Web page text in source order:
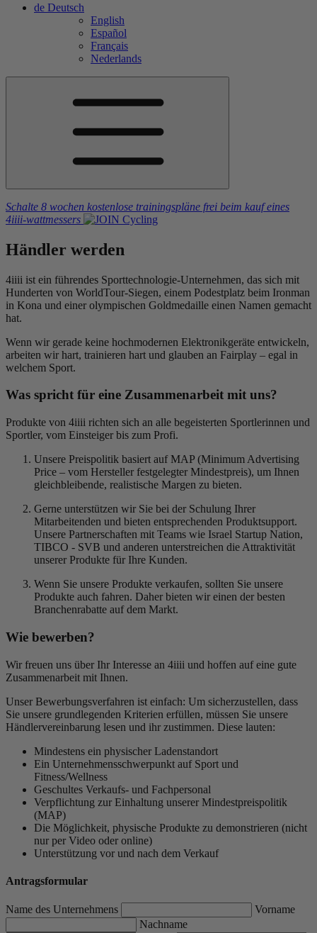
de Deutsch
English
Español
Français
Nederlands
Schalte 8 wochen kostenlose trainingspläne frei beim kauf eines
4iiii-wattmessers
Händler werden
4iiii ist ein führendes Sporttechnologie-Unternehmen, das sich mit
Hunderten von WorldTour-Siegen, einem Podestplatz beim Ironman
in Kona und einer olympischen Goldmedaille einen Namen gemacht
hat.
Wenn wir gerade keine hochmodernen Elektronikgeräte entwickeln,
arbeiten wir hart, trainieren hart und glauben an Fairplay – egal in
welchem Sport.
Was spricht für eine Zusammenarbeit mit uns?
Produkte von 4iiii richten sich an alle begeisterten Sportlerinnen und
Sportler, vom Einsteiger bis zum Profi.
Unsere Preispolitik basiert auf MAP (Minimum Advertising
Price – vom Hersteller festgelegter Mindestpreis), um Ihnen
gleichbleibende, realistische Margen zu bieten.
Gerne unterstützen wir Sie bei der Schulung Ihrer
Mitarbeitenden und bieten entsprechenden Produktsupport.
Unsere Partnerschaften mit Teams wie Israel Startup Nation,
TIBCO - SVB und anderen unterstreichen die Attraktivität
unserer Produkte für Ihre Kunden.
Wenn Sie unsere Produkte verkaufen, sollten Sie unsere
Produkte auch fahren. Daher bieten wir einen der besten
Branchenrabatte auf dem Markt.
Wie bewerben?
Wir freuen uns über Ihr Interesse an 4iiii und hoffen auf eine gute
Zusammenarbeit mit Ihnen.
Unser Bewerbungsverfahren ist einfach: Um sicherzustellen, dass
Sie unsere grundlegenden Kriterien erfüllen, müssen Sie unsere
Händlervereinbarung lesen und ihr zustimmen. Diese lauten:
Mindestens ein physischer Ladenstandort
Ein Unternehmensschwerpunkt auf Sport und
Fitness/Wellness
Geschultes Verkaufs- und Fachpersonal
Verpflichtung zur Einhaltung unserer Mindestpreispolitik
(MAP)
Die Möglichkeit, physische Produkte zu demonstrieren (nicht
nur per Video oder online)
Unterstützung vor und nach dem Verkauf
Antragsformular
Name des Unternehmens
Vorname
Nachname